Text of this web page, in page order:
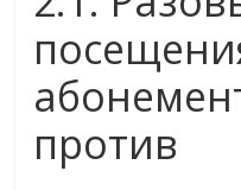
против